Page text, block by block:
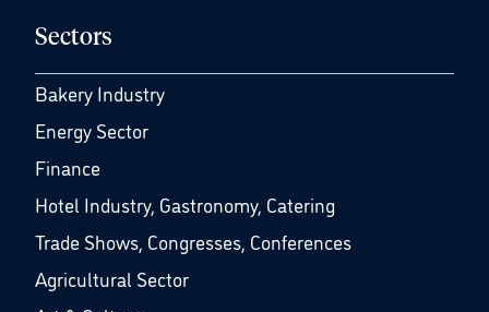
Sectors
Bakery Industry
Energy Sector
Finance
Hotel Industry, Gastronomy, Catering
Trade Shows, Congresses, Conferences
Agricultural Sector